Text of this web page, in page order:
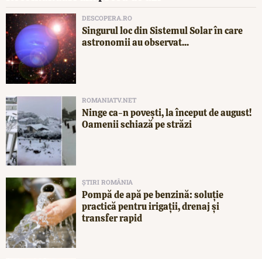
DESCOPERA.RO
Singurul loc din Sistemul Solar în care
astronomii au observat...
ROMANIATV.NET
Ninge ca-n povești, la început de august!
Oamenii schiază pe străzi
ȘTIRI ROMÂNIA
Pompă de apă pe benzină: soluție
practică pentru irigații, drenaj și
transfer rapid